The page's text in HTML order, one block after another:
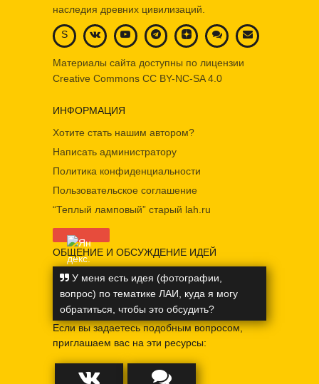
наследия древних цивилизаций.
S
Материалы сайта доступны по лицензии
Creative Commons CC BY-NC-SA 4.0
ИНФОРМАЦИЯ
Хотите стать нашим автором?
Написать администратору
Политика конфиденциальности
Пользовательское соглашение
“Теплый ламповый” старый lah.ru
ОБЩЕНИЕ И ОБСУЖДЕНИЕ ИДЕЙ
У меня есть идея (фотографии,
вопрос) по тематике ЛАИ, куда я могу
обратиться, чтобы это обсудить?
Если вы задаетесь подобным вопросом,
приглашаем вас на эти ресурсы: